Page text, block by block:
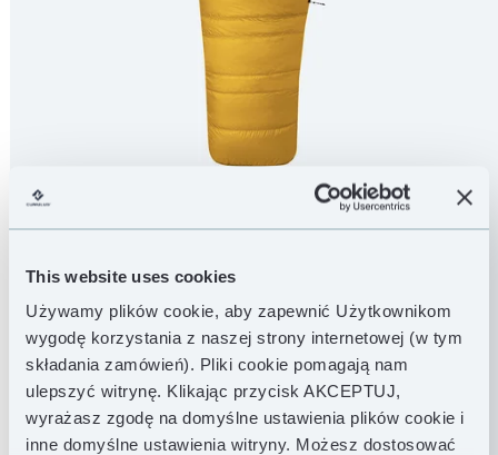
This website uses cookies
Używamy plików cookie, aby zapewnić Użytkownikom
wygodę korzystania z naszej strony internetowej (w tym
składania zamówień). Pliki cookie pomagają nam
ulepszyć witrynę. Klikając przycisk AKCEPTUJ,
wyrażasz zgodę na domyślne ustawienia plików cookie i
inne domyślne ustawienia witryny. Możesz dostosować
MASA PUCHU
300 g
KOMFORT
2 °C
LIMIT
-4 °C